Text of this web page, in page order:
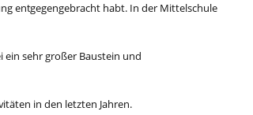
entgegengebracht habt. In der Mittelschule
sehr großer Baustein und
itäten in den letzten Jahren.